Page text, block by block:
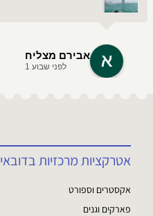
אבירם מצליח
לפני שבוע 1
אטרקציות מרכזיות בדובאי
אקסטרים וספורט
פארקים וגנים